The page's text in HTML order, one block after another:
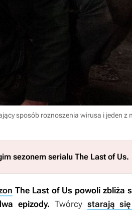
sposób roznoszenia wirusa i jeden
sezonem serialu The Last of Us.
The Last of Us powoli zbliża
epizody. Twórcy starają